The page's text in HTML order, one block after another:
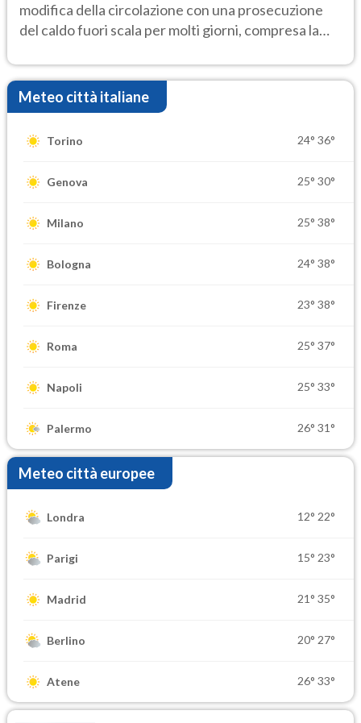
modifica della circolazione con una prosecuzione
del caldo fuori scala per molti giorni, compresa la
Meteo città italiane
Torino 24° 36°
Genova 25° 30°
Milano 25° 38°
Bologna 24° 38°
Firenze 23° 38°
Roma 25° 37°
Napoli 25° 33°
Palermo 26° 31°
Meteo città europee
Londra 12° 22°
Parigi 15° 23°
Madrid 21° 35°
Berlino 20° 27°
Atene 26° 33°